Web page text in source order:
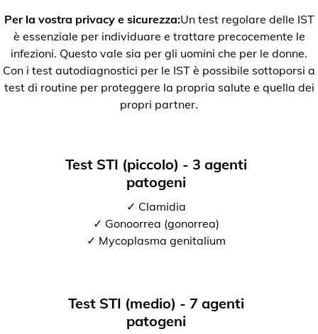
Per la vostra privacy e sicurezza:Un test regolare delle IST
è essenziale per individuare e trattare precocemente le
infezioni. Questo vale sia per gli uomini che per le donne.
Con i test autodiagnostici per le IST è possibile sottoporsi a
test di routine per proteggere la propria salute e quella dei
propri partner.
Test STI (piccolo) - 3 agenti
patogeni
✓ Clamidia
✓ Gonoorrea (gonorrea)
✓ Mycoplasma genitalium
Test STI (medio) - 7 agenti
patogeni